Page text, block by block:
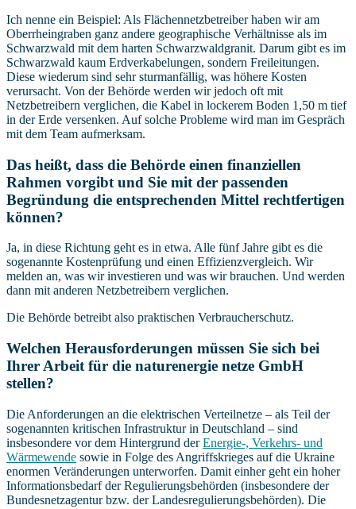
Ich nenne ein Beispiel: Als Flächennetzbetreiber haben wir am
Oberrheingraben ganz andere geographische Verhältnisse als im
Schwarzwald mit dem harten Schwarzwaldgranit. Darum gibt es im
Schwarzwald kaum Erdverkabelungen, sondern Freileitungen.
Diese wiederum sind sehr sturmanfällig, was höhere Kosten
verursacht. Von der Behörde werden wir jedoch oft mit
Netzbetreibern verglichen, die Kabel in lockerem Boden 1,50 m tief
in der Erde versenken. Auf solche Probleme wird man im Gespräch
mit dem Team aufmerksam.
Das heißt, dass die Behörde einen finanziellen
Rahmen vorgibt und Sie mit der passenden
Begründung die entsprechenden Mittel rechtfertigen
können?
Ja, in diese Richtung geht es in etwa. Alle fünf Jahre gibt es die
sogenannte Kostenprüfung und einen Effizienzvergleich. Wir
melden an, was wir investieren und was wir brauchen. Und werden
dann mit anderen Netzbetreibern verglichen.
Die Behörde betreibt also praktischen Verbraucherschutz.
Welchen Herausforderungen müssen Sie sich bei
Ihrer Arbeit für die naturenergie netze GmbH
stellen?
Die Anforderungen an die elektrischen Verteilnetze – als Teil der
sogenannten kritischen Infrastruktur in Deutschland – sind
insbesondere vor dem Hintergrund derEnergie-, Verkehrs- und
Wärmewende sowie in Folge des Angriffskrieges auf die Ukraine
enormen Veränderungen unterworfen. Damit einher geht ein hoher
Informationsbedarf der Regulierungsbehörden (insbesondere der
Bundesnetzagentur bzw. der Landesregulierungsbehörden). Die